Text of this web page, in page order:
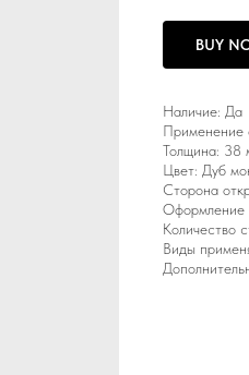
BUY
Наличие: Да
Применение
Толщина: 38
Цвет: Дуб
Сторона
Оформление
Количество
Виды